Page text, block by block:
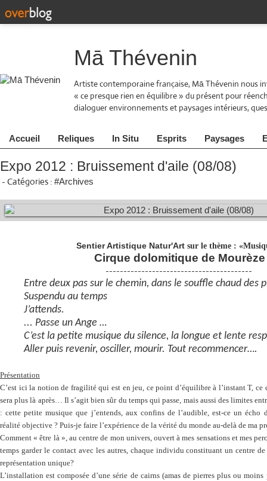
Mā Thévenin
Artiste contemporaine française, Mā Thévenin nous
« ce presque rien en équilibre » du présent pour
dialoguer environnements et paysages intérieurs,
Accueil Reliques In Situ Esprits Paysages
Expo 2012 : Bruissement d'aile (08/08)
- Catégories : #Archives
Sentier Artistique Natur'Art sur le thème :
Cirque dolomitique de Mourèze
-----------------------------------------
Entre deux pas sur le chemin, dans le souffle chaud des
Suspendu au temps
J’attends.
... Passe un Ange …
C’est la petite musique du silence, la longue et lente
Aller puis revenir, osciller, mourir. Tout recommencer….
Présentation
C’est ici la notion de fragilité qui est en jeu, ce point d’équilibre à l’instant T, ce
sera plus là après… Il s’agit bien sûr du temps qui passe, mais aussi des limites
: cette petite musique que j’entends, aux confins de l’audible, est-ce un
réalité objective ? Puis-je faire l’expérience de la vérité du monde au-delà de ma
Comment « être là », au centre de mon univers, ouvert à mes sensations et mes
temps garder le contact avec les autres, chaque individu constituant un centre
représentation unique?
L’installation est composée d’une série de cairns (amas de pierres plus ou moins